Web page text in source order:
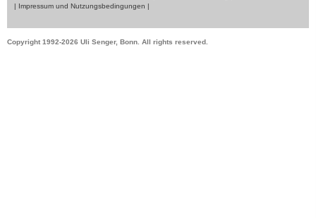
| Impressum und Nutzungsbedingungen |
Copyright 1992-2026 Uli Senger, Bonn. All rights reserved.